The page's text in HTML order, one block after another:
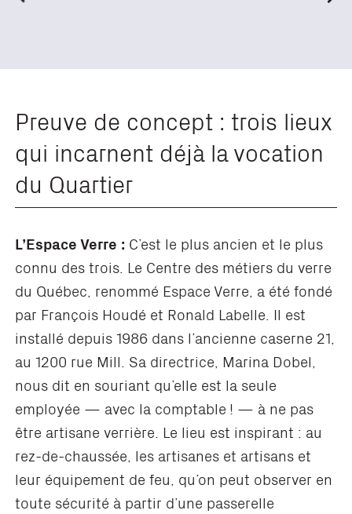
Preuve de concept : trois lieux
qui incarnent déjà la vocation
du Quartier
L’Espace Verre : C’est le plus ancien et le plus
connu des trois. Le Centre des métiers du verre
du Québec, renommé Espace Verre, a été fondé
par François Houdé et Ronald Labelle. Il est
installé depuis 1986 dans l’ancienne caserne 21,
au 1200 rue Mill. Sa directrice, Marina Dobel,
nous dit en souriant qu’elle est la seule
employée — avec la comptable ! — à ne pas
être artisane verrière. Le lieu est inspirant : au
rez-de-chaussée, les artisanes et artisans et
leur équipement de feu, qu’on peut observer en
toute sécurité à partir d’une passerelle